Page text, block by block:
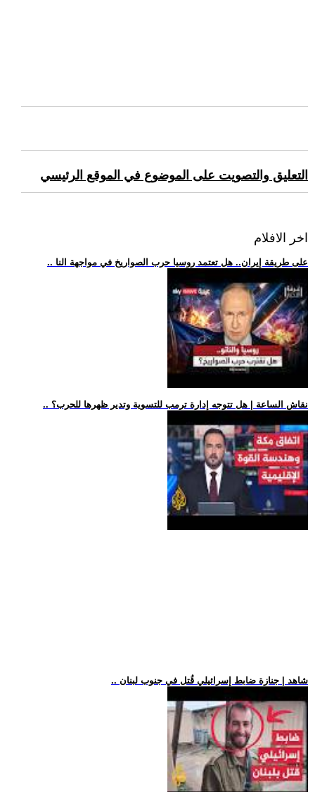
التعليق والتصويت على الموضوع في الموقع الرئيسي
اخر الافلام
.. على طريقة إيران.. هل تعتمد روسيا حرب الصواريخ في مواجهة النا
.. نقاش الساعة | هل تتوجه إدارة ترمب للتسوية وتدير ظهرها للحرب؟
.. شاهد | جنازة ضابط إسرائيلي قُتل في جنوب لبنان